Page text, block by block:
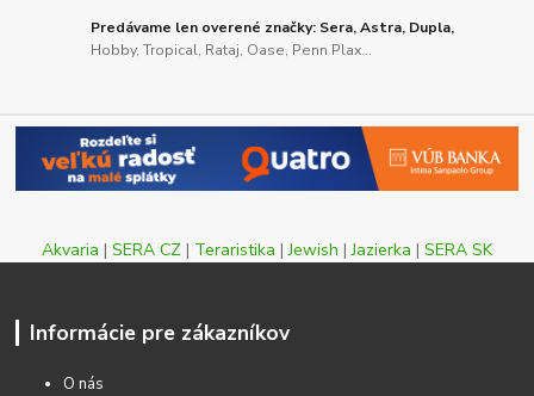
Predávame len overené značky: Sera, Astra, Dupla,
Hobby, Tropical, Rataj, Oase, Penn Plax...
Akvaria | SERA CZ | Teraristika |Jewish |Jazierka | SERA SK
Informácie pre zákazníkov
O nás